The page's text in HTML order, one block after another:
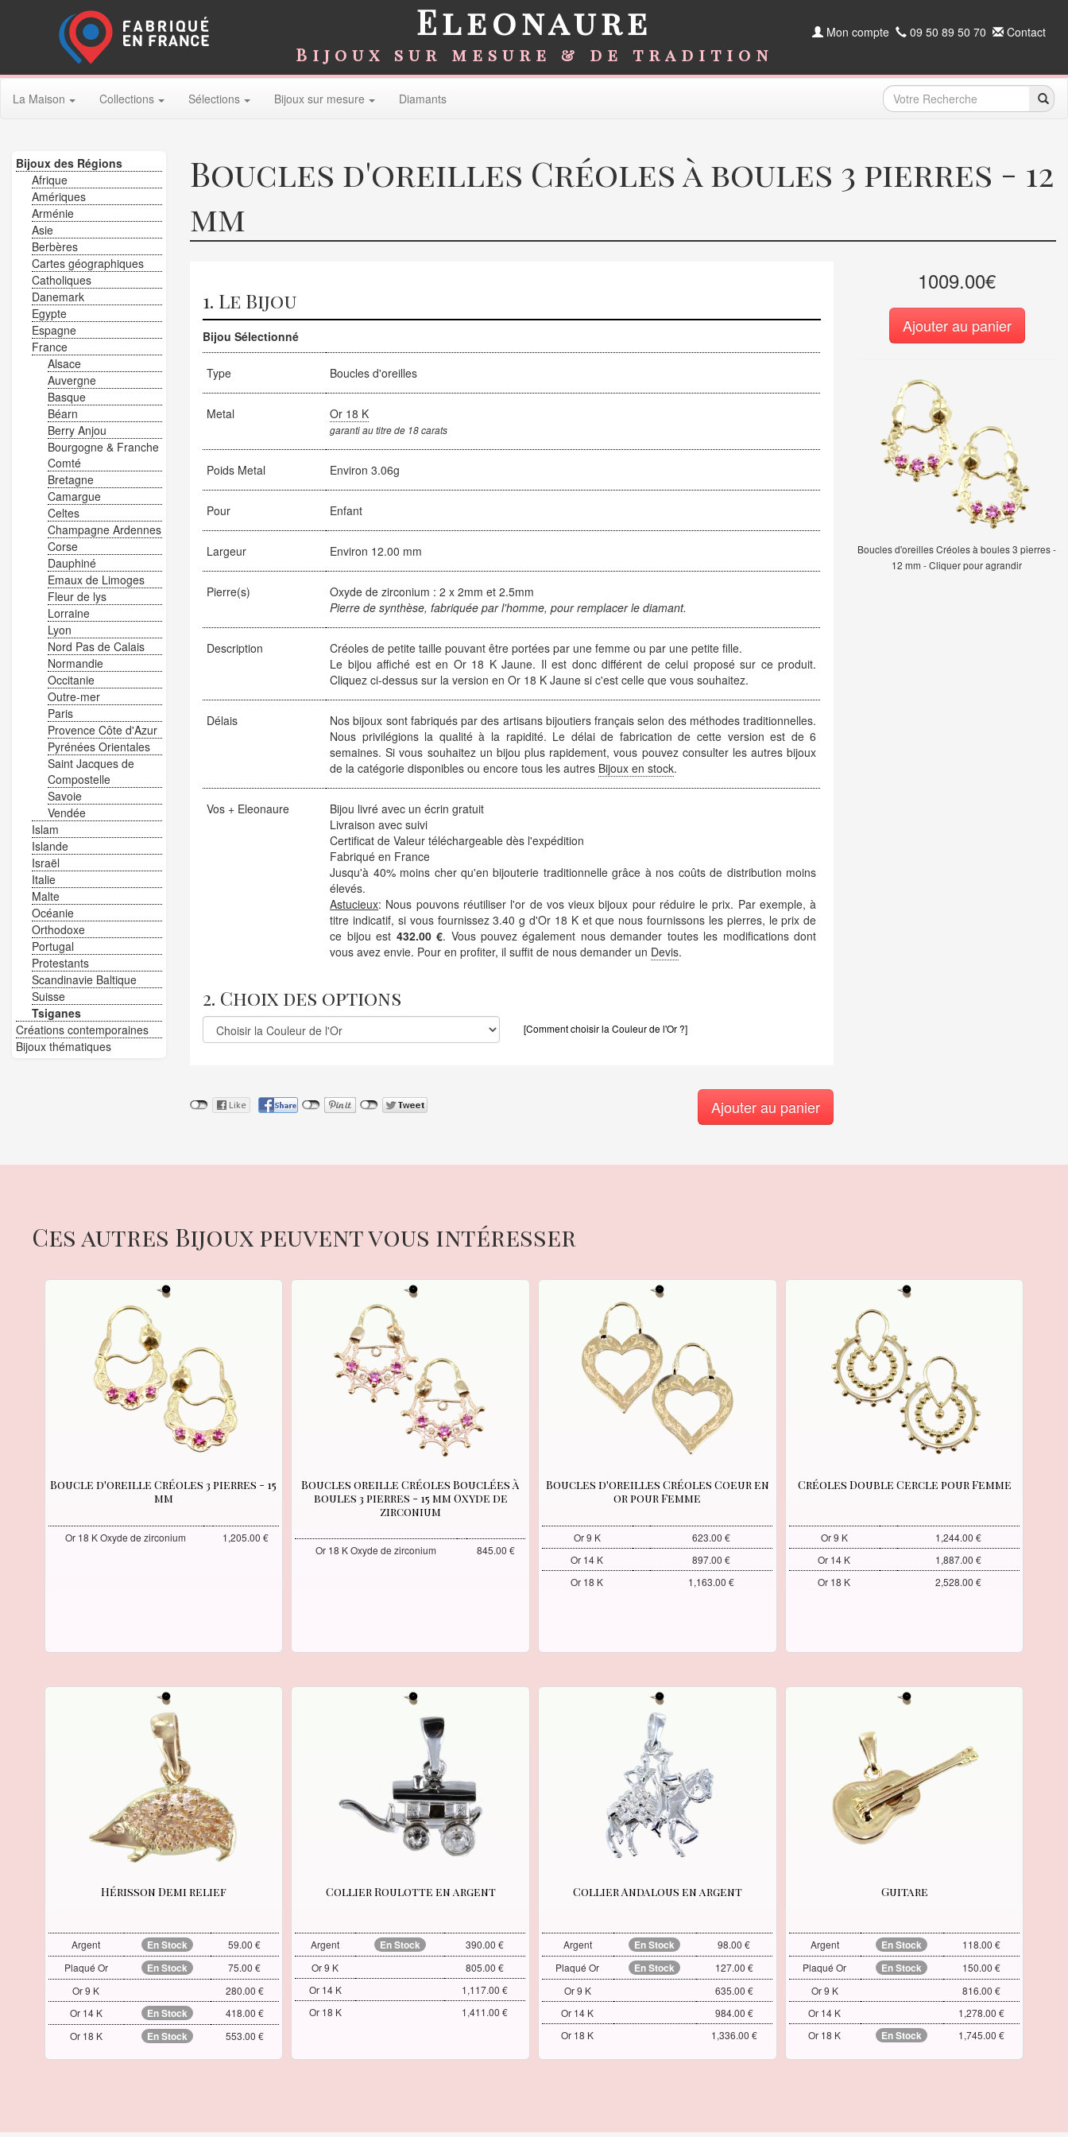
Eleonaure
Bijoux sur mesure & de tradition
Mon compte 09 50 89 50 70 Contact
La Maison Collections Sélections Bijoux sur mesure Diamants
Boucles d'oreilles Créoles à boules 3 pierres - 12
mm
1009.00€
Ajouter au panier
Boucles d'oreilles Créoles à boules 3 pierres -
12 mm - Cliquer pour agrandir
1. Le Bijou
Bijou Sélectionné
Type Boucles d'oreilles
Metal Or 18 K
garanti au titre de 18 carats
Poids Metal Environ 3.06g
Pour Enfant
Largeur Environ 12.00 mm
Pierre(s)
Oxyde de zirconium : 2 x 2mm et 2.5mm
Pierre de synthèse, fabriquée par l'homme, pour remplacer le diamant.
Description
Créoles de petite taille pouvant être portées par une femme ou par une petite fille.
Le bijou affiché est en Or 18 K Jaune. Il est donc différent de celui proposé sur ce produit.
Cliquez ci-dessus sur la version en Or 18 K Jaune si c'est celle que vous souhaitez.
Délais
Nos bijoux sont fabriqués par des artisans bijoutiers français selon des méthodes traditionnelles.
Nous privilégions la qualité à la rapidité. Le délai de fabrication de cette version est de 6
semaines. Si vous souhaitez un bijou plus rapidement, vous pouvez consulter les autres bijoux
de la catégorie disponibles ou encore tous les autres Bijoux en stock.
Vos + Eleonaure
Bijou livré avec un écrin gratuit
Livraison avec suivi
Certificat de Valeur téléchargeable dès l'expédition
Fabriqué en France
Jusqu'à 40% moins cher qu'en bijouterie traditionnelle grâce à nos coûts de distribution moins
élevés.
Astucieux: Nous pouvons réutiliser l'or de vos vieux bijoux pour réduire le prix. Par exemple, à
titre indicatif, si vous fournissez 3.40 g d'Or 18 K et que nous fournissons les pierres, le prix de
ce bijou est 432.00 €. Vous pouvez également nous demander toutes les modifications dont
vous avez envie. Pour en profiter, il suffit de nous demander un Devis.
2. Choix des options
[Comment choisir la Couleur de l'Or ?]
Ajouter au panier
Bijoux des Régions
Afrique
Amériques
Arménie
Asie
Berbères
Cartes géographiques
Catholiques
Danemark
Egypte
Espagne
France
Alsace
Auvergne
Basque
Béarn
Berry Anjou
Bourgogne & Franche
Comté
Bretagne
Camargue
Celtes
Champagne Ardennes
Corse
Dauphiné
Emaux de Limoges
Fleur de lys
Lorraine
Lyon
Nord Pas de Calais
Normandie
Occitanie
Outre-mer
Paris
Provence Côte d'Azur
Pyrénées Orientales
Saint Jacques de
Compostelle
Savoie
Vendée
Islam
Islande
Israël
Italie
Malte
Océanie
Orthodoxe
Portugal
Protestants
Scandinavie Baltique
Suisse
Tsiganes
Créations contemporaines
Bijoux thématiques
Ces autres Bijoux peuvent vous intéresser
Boucle d'oreille Créoles 3 pierres - 15
mm
Or 18 K Oxyde de zirconium 1,205.00 €
Boucles oreille Créoles Bouclées à
boules 3 pierres - 15 mm Oxyde de
zirconium
Or 18 K Oxyde de zirconium 845.00 €
Boucles d'oreilles Créoles Coeur en
or pour Femme
Or 9 K
623.00 €
Or 14 K
897.00 €
Or 18 K
1,163.00 €
Créoles Double Cercle pour Femme
Or 9 K
1,244.00 €
Or 14 K
1,887.00 €
Or 18 K
2,528.00 €
Hérisson Demi relief
Argent En Stock
59.00 €
Plaqué Or
En Stock
75.00 €
Or 9 K
280.00 €
Or 14 K
En Stock
418.00 €
Or 18 K
En Stock 553.00 €
Collier Roulotte en argent
Argent En Stock
390.00 €
Or 9 K
805.00 €
Or 14 K
1,117.00 €
Or 18 K
1,411.00 €
Collier Andalous en argent
Argent En Stock
98.00 €
Plaqué Or
En Stock
127.00 €
Or 9 K
635.00 €
Or 14 K
984.00 €
Or 18 K
1,336.00 €
Guitare
Argent En Stock
118.00 €
Plaqué Or
En Stock
150.00 €
Or 9 K
816.00 €
Or 14 K
1,278.00 €
Or 18 K
En Stock 1,745.00 €